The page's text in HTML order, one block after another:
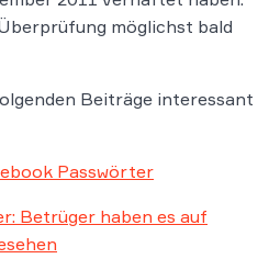
möglichst bald
Beiträge interessant
Passwörter
Betrüger haben es auf